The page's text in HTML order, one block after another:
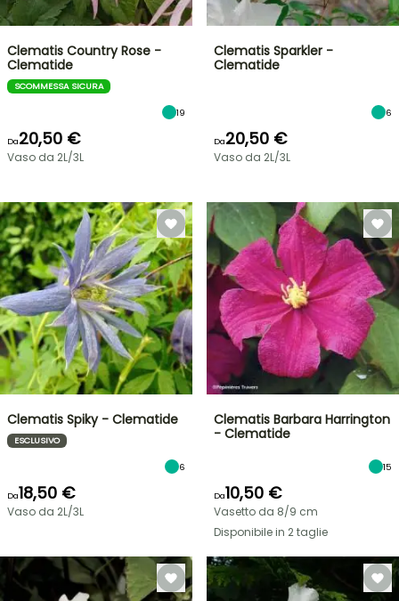
Clematis Country Rose -
Clematide
SCOMMESSA SICURA
19
Da20,50 €
Vaso da 2L/3L
Clematis Sparkler -
Clematide
6
Da20,50 €
Vaso da 2L/3L
Clematis Spiky - Clematide
ESCLUSIVO
6
Da18,50 €
Vaso da 2L/3L
Clematis Barbara Harrington
- Clematide
15
Da10,50 €
Vasetto da 8/9 cm
Disponibile in 2 taglie